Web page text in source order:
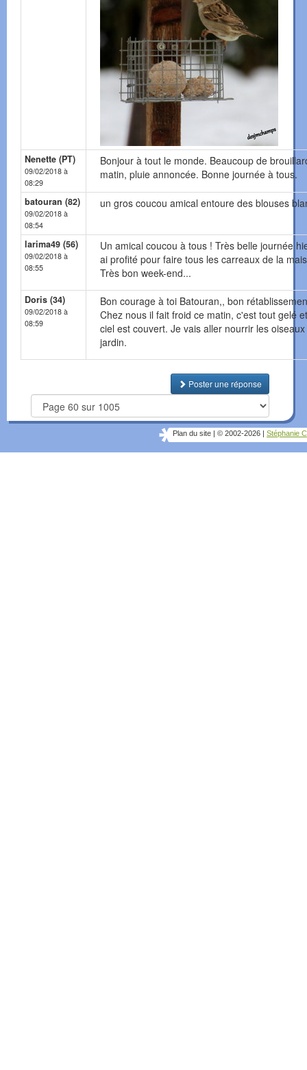
Nenette (PT)
09/02/2018 à
08:29
Bonjour à tout le monde. Beaucoup de
matin, pluie annoncée. Bonne journée à tous.
batouran (82)
09/02/2018 à
08:54
un gros coucou amical entoure des blouses
larima49 (56)
09/02/2018 à
08:55
Un amical coucou à tous ! Très belle journée
ai profité pour faire tous les carreaux de la
Très bon week-end...
Doris (34)
09/02/2018 à
08:59
Bon courage à toi Batouran,, bon
Chez nous il fait froid ce matin, c'est tout gelé
ciel est couvert. Je vais aller nourrir les
jardin.
Poster une réponse
Plan du site © 2002-2026 Stéphanie C